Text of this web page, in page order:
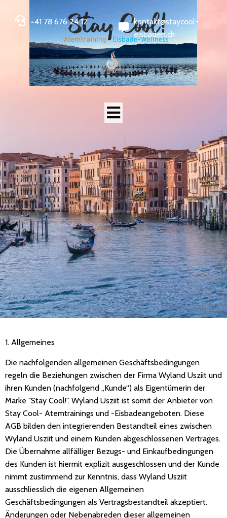
+41 78 676 24 12
kontakt@staycool-
eisbaden.ch
1. Allgemeines
Die nachfolgenden allgemeinen Geschäftsbedingungen
regeln die Beziehungen zwischen der Firma Wyland Usziit und
ihren Kunden (nachfolgend „Kunde“) als Eigentümerin der
Marke "Stay Cool!". Wyland Usziit ist somit der Anbieter von
Stay Cool- Atemtrainings und -Eisbadeangeboten. Diese
AGB bilden den integrierenden Bestandteil eines zwischen
Wyland Usziit und einem Kunden abgeschlossenen Vertrages.
Die Übernahme allfälliger Bezugs- und Einkaufbedingungen
des Kunden ist hiermit explizit ausgeschlossen und der Kunde
nimmt zustimmend zur Kenntnis, dass Wyland Usziit
ausschliesslich die eigenen Allgemeinen
Geschäftsbedingungen als Vertragsbestandteil akzeptiert.
Änderungen oder Nebenabreden dieser allgemeinen